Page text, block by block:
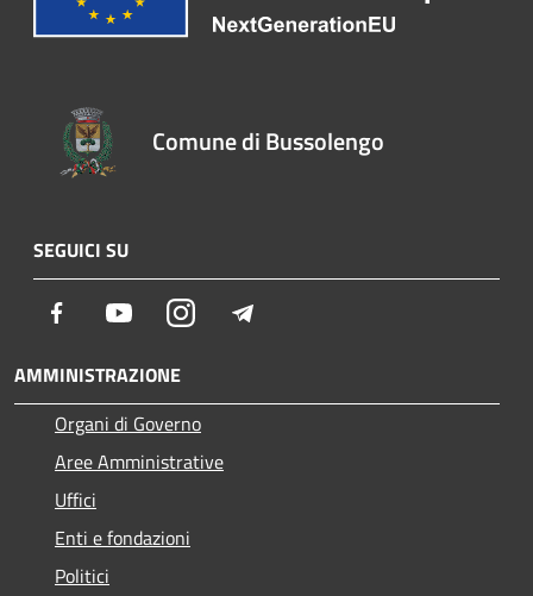
Comune di Bussolengo
SEGUICI SU
Facebook YoutubeInstagram
AMMINISTRAZIONE
Organi di Governo
Aree Amministrative
Uffici
Enti e fondazioni
Politici